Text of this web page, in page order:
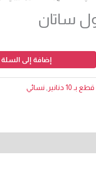
ساتان
إضافة إلى السلة
, نسائي